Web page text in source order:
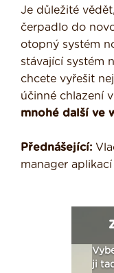
Je důležité
čerpadlo do
otopný systém
stávající systém
chcete vyřešit
účinné chlazení
mnohé další ve
Přednášející:
manager aplikací
ji